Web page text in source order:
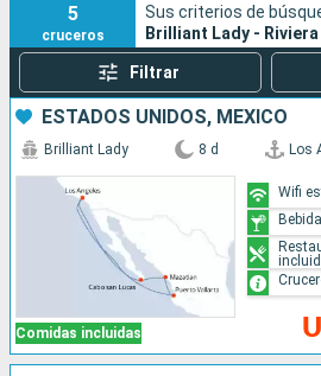
5
cruceros
Sus criterios de
Brilliant Lady -
Filtrar
ESTADOS UNIDOS, MÉXICO
Comidas incluidas
Brilliant Lady 8 d Los
Wifi